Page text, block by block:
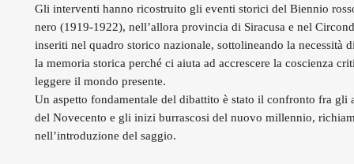
Gli interventi hanno ricostruito gli eventi storici del Biennio
nero (1919-1922), nell’allora provincia di Siracusa e nel
inseriti nel quadro storico nazionale, sottolineando la necessità
la memoria storica perché ci aiuta ad accrescere la coscienza
leggere il mondo presente.
Un aspetto fondamentale del dibattito è stato il confronto fra gli
del Novecento e gli inizi burrascosi del nuovo millennio,
nell’introduzione del saggio.